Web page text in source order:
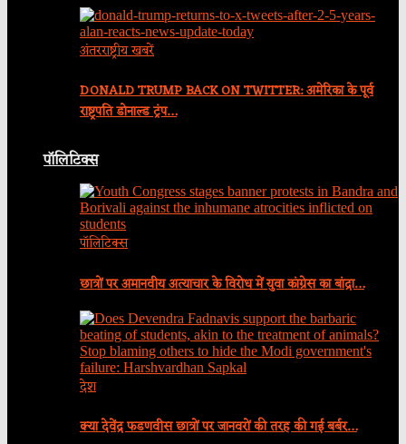
अंतरराष्ट्रीय खबरें
DONALD TRUMP BACK ON TWITTER: अमेरिका के पूर्व
राष्ट्रपति डोनाल्ड ट्रंप…
पॉलिटिक्स
पॉलिटिक्स
छात्रों पर अमानवीय अत्याचार के विरोध में युवा कांग्रेस का बांद्रा…
देश
क्या देवेंद्र फडणवीस छात्रों पर जानवरों की तरह की गई बर्बर…